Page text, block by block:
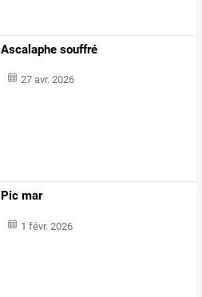
Ascalaphe souffré
27 avr. 2026
Pic mar
1 févr. 2026